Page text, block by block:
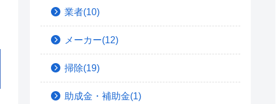
業者(10)
メーカー(12)
掃除(19)
助成金・補助金(1)